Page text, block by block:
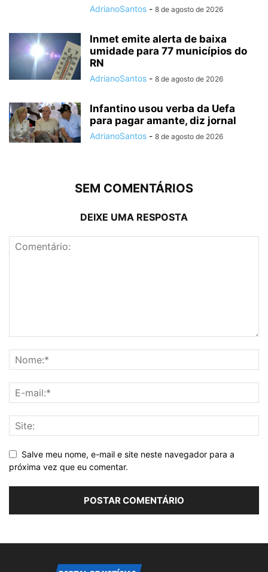
AdrianoSantos - 8 de agosto de 2026
Inmet emite alerta de baixa
umidade para 77 municípios do
RN
AdrianoSantos - 8 de agosto de 2026
Infantino usou verba da Uefa
para pagar amante, diz jornal
AdrianoSantos - 8 de agosto de 2026
SEM COMENTÁRIOS
DEIXE UMA RESPOSTA
Salve meu nome, e-mail e site neste navegador para a
próxima vez que eu comentar.